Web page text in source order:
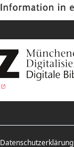
Datenschutzerklärung